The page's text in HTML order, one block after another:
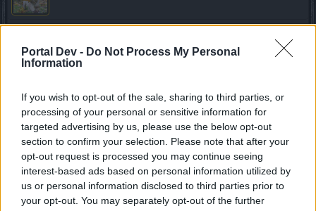
Portal Dev - Do Not Process My Personal
Information
If you wish to opt-out of the sale, sharing to third parties, or
processing of your personal or sensitive information for
targeted advertising by us, please use the below opt-out
section to confirm your selection. Please note that after your
opt-out request is processed you may continue seeing
interest-based ads based on personal information utilized by
us or personal information disclosed to third parties prior to
your opt-out. You may separately opt-out of the further
il set da cacciatore di streghe e il cristallo di Kara
ho preso i pezzi dragan, poi devo ancora prendere l'anello
mortis, e ho già arma e guanti araldo, tutta roba piccolina t3
e t2 però pian piano intendo alzarli, ma del set cacciatore di
streghe ho solo il torso al momento, meno male che non
sciolgo tutto, se vedo pezzi un po particolari li conservo in
forziere. Grazie mille sono informazioni utilissime!
Jan 29, 2020